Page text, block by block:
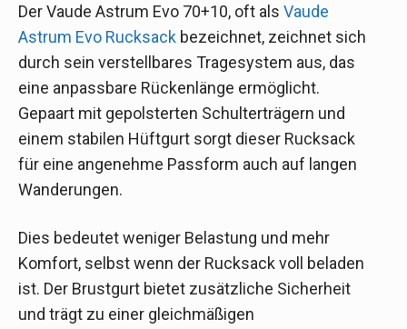
Der Vaude Astrum Evo 70+10, oft als Vaude
Astrum Evo Rucksack bezeichnet, zeichnet sich
durch sein verstellbares Tragesystem aus, das
eine anpassbare Rückenlänge ermöglicht.
Gepaart mit gepolsterten Schulterträgern und
einem stabilen Hüftgurt sorgt dieser Rucksack
für eine angenehme Passform auch auf langen
Wanderungen.
Dies bedeutet weniger Belastung und mehr
Komfort, selbst wenn der Rucksack voll beladen
ist. Der Brustgurt bietet zusätzliche Sicherheit
und trägt zu einer gleichmäßigen